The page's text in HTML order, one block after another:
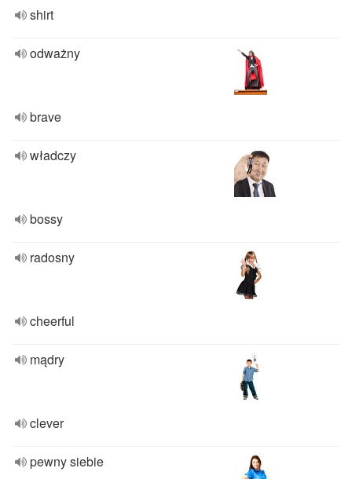
shirt
odważny
brave
władczy
bossy
radosny
cheerful
mądry
clever
pewny siebie